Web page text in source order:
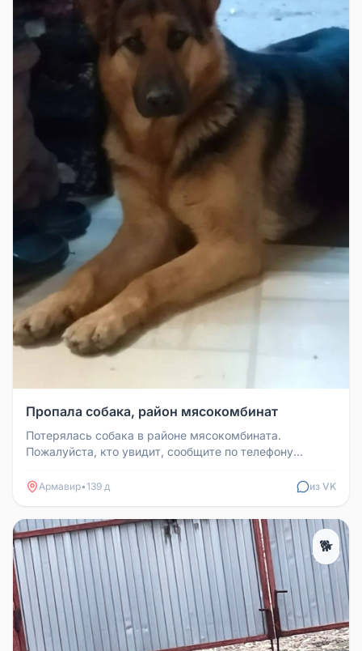
Пропала собака, район мясокомбинат
Потерялась собака в районе мясокомбината.
Пожалуйста, кто увидит, сообщите по телефону
Армавир•139 д из VK
🐕